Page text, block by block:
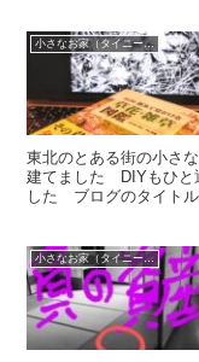
小さなお家（タイニーハウス）で暮らす
東北のとある街の小さ
建てました DIYもひと
した ブログのタイト
小さなお家（タイニーハウス）で暮らす